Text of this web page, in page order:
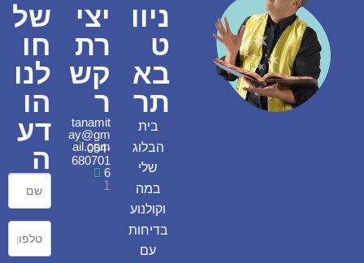
ניוו
ט
בא
תר
בית
הבלוג
שלי
במה
וקולנוע
בדיחות
עם
יצי
רת
קש
ר
tanamit
ay@gm
ail.com
054-
680701
6
1
של
חו
לנו
הו
דע
ה